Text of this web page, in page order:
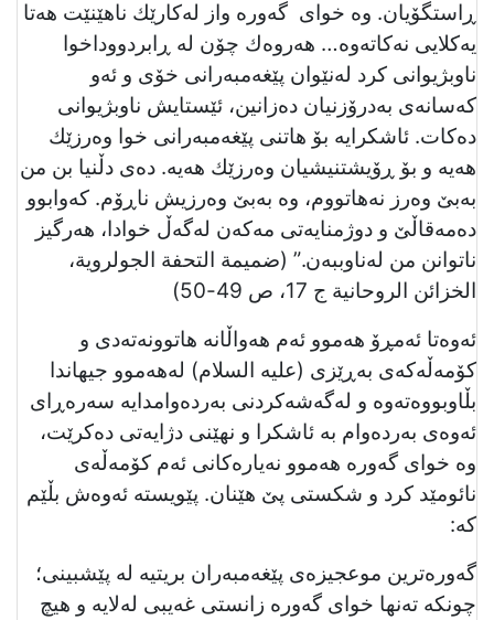
ڕاستگۆیان. وە خوای گەورە واز لەكارێك ناهێنێت هەتا
یەكلایی نەكاتەوە… هەروەك چۆن لە ڕابردووداخوا
ناوبژیوانی كرد لەنێوان پێغەمبەرانی خۆی و ئەو
كەسانەی بەدرۆزنیان دەزانین، ئێستایش ناوبژیوانی
دەكات. ئاشكرایە بۆ هاتنی پێغەمبەرانی خوا وەرزێك
هەیە و بۆ ڕۆيشتنیشیان وەرزێك هەیە. دەی دڵنیا بن من
بەبێ وەرز نەهاتووم، وە بەبێ وەرزیش ناڕۆم. كەوابوو
دەمەقاڵێ و دوژمنایەتی مەكەن لەگەڵ خوادا، هەرگیز
ناتوانن من لەناوببەن.” (ضميمة التحفة الجولروية،
الخزائن الروحانية ج 17، ص 49-50)
ئەوەتا ئەمڕۆ هەموو ئەم هەواڵانە هاتوونەتەدی و
كۆمەڵەكەی بەڕێزی (علیه السلام) لەهەموو جیهاندا
بڵاوبووەتەوە و لەگەشەكردنی بەردەوامدایە سەرەڕای
ئەوەی بەردەوام بە ئاشكرا و نهێنی دژایەتی دەكرێت،
وە خوای گەورە هەموو نەیارەكانی ئەم كۆمەڵەی
نائومێد كرد و شكستی پێ هێنان. پێویستە ئەوەش بڵێم
كە:
گەورەترین موعجیزەی پێغەمبەران بریتیە لە پێشبینی؛
چونكە تەنھا خوای گەورە زانستی غەیبی لەلایە و هیچ